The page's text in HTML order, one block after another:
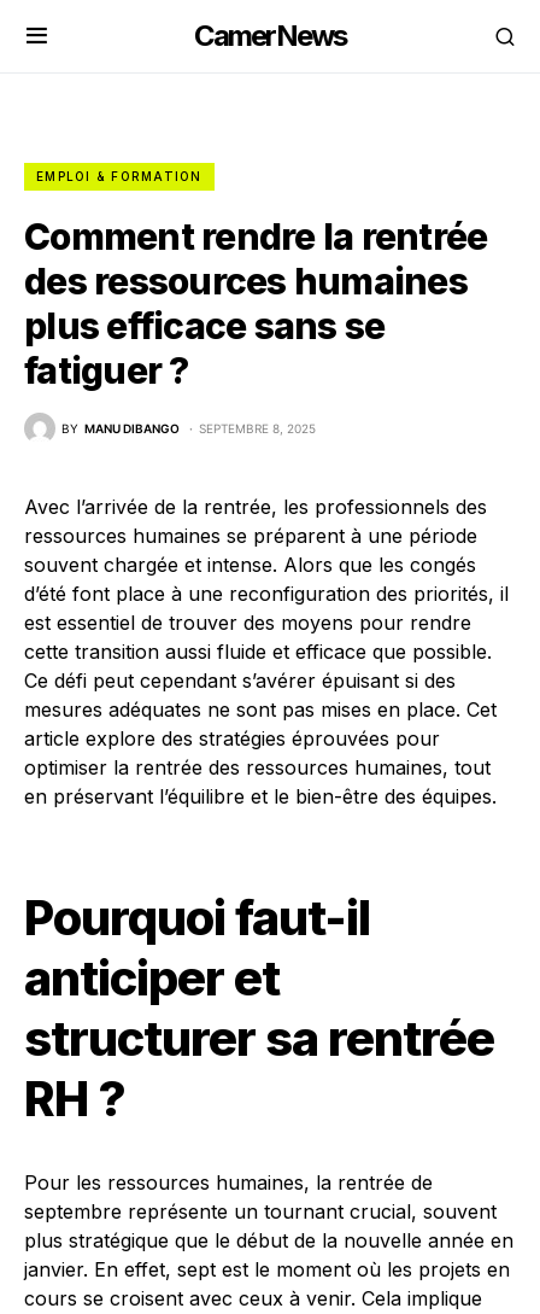
CamerNews
EMPLOI & FORMATION
Comment rendre la rentrée
des ressources humaines
plus efficace sans se
fatiguer ?
BY MANU DIBANGO SEPTEMBRE 8, 2025
Avec l’arrivée de la rentrée, les professionnels des
ressources humaines se préparent à une période
souvent chargée et intense. Alors que les congés
d’été font place à une reconfiguration des priorités, il
est essentiel de trouver des moyens pour rendre
cette transition aussi fluide et efficace que possible.
Ce défi peut cependant s’avérer épuisant si des
mesures adéquates ne sont pas mises en place. Cet
article explore des stratégies éprouvées pour
optimiser la rentrée des ressources humaines, tout
en préservant l’équilibre et le bien-être des équipes.
Pourquoi faut-il
anticiper et
structurer sa rentrée
RH ?
Pour les ressources humaines, la rentrée de
septembre représente un tournant crucial, souvent
plus stratégique que le début de la nouvelle année en
janvier. En effet, sept est le moment où les projets en
cours se croisent avec ceux à venir. Cela implique